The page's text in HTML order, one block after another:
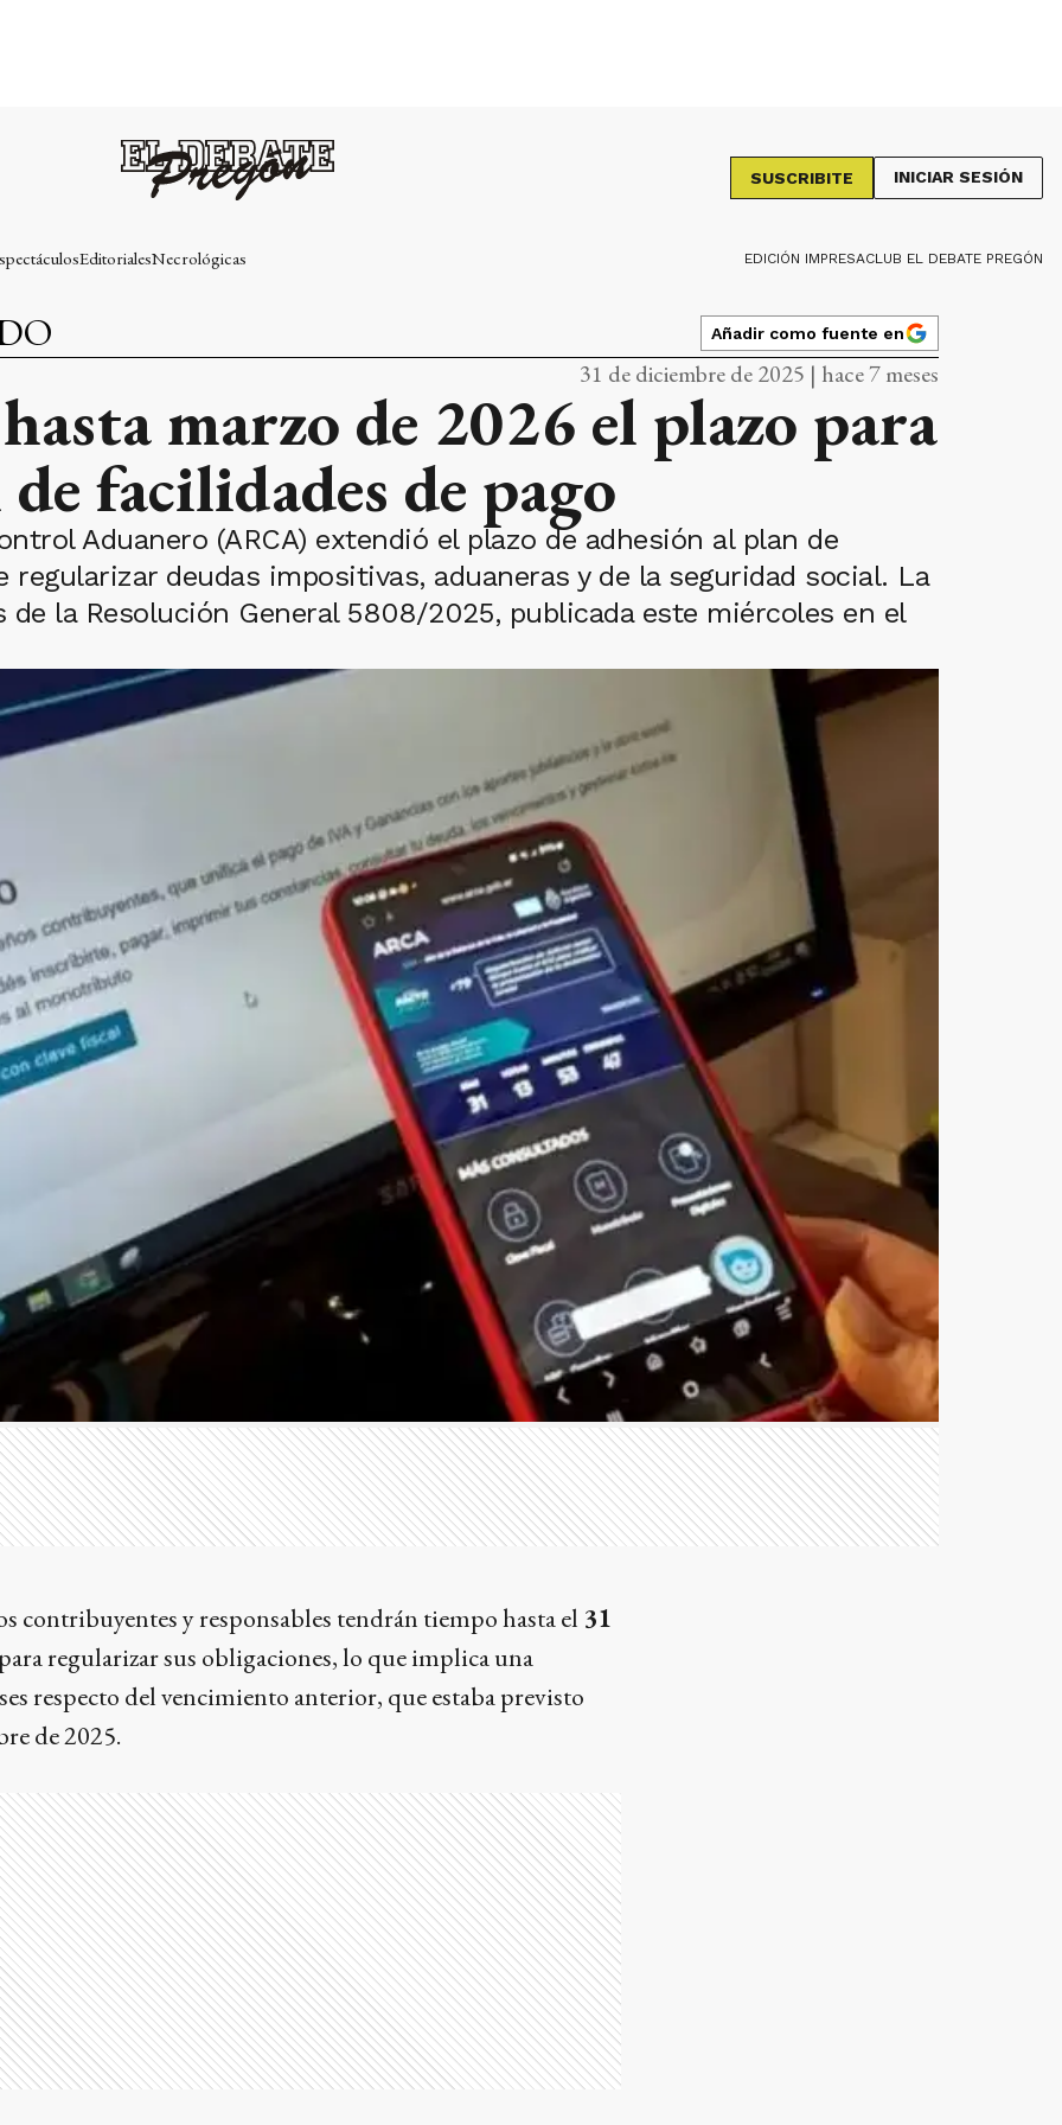
SUSCRIBITE INICIAR SESIÓN
EditorialesNecrológicas EDICIÓN IMPRESACLUB EL DEBATE PREGÓN
Añadir como fuente en
31 de diciembre de 2025 | hace 7 meses
marzo de 2026 el plazo para
facilidades de pago
Aduanero (ARCA) extendió el plazo de adhesión al plan de
deudas impositivas, aduaneras y de la seguridad social. La
la Resolución General 5808/2025, publicada este miércoles en el
contribuyentes y responsables tendrán tiempo hasta el 31
regularizar sus obligaciones, lo que implica una
respecto del vencimiento anterior, que estaba previsto
de 2025.